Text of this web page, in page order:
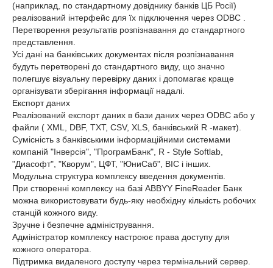
(наприклад, по стандартному довіднику банків ЦБ Росії)
реалізований інтерфейс для їх підключення через ODBC .
Перетворення результатів розпізнавання до стандартного
представлення.
Усі дані на банківських документах після розпізнавання
будуть перетворені до стандартного виду, що значно
полегшує візуальну перевірку даних і допомагає краще
організувати зберігання інформації надалі.
Експорт даних
Реалізований експорт даних в бази даних через ODBC або у
файли ( XML, DBF, TXT, CSV, XLS, банківський R -макет).
Сумісність з банківськими інформаційними системами
компаній "Інверсія", "ПрограмБанк", R - Style Softlab,
"Диасофт", "Кворум", ЦФТ, "ЮниСаб", ВІС і інших.
Модульна структура комплексу введення документів.
При створенні комплексу на базі ABBYY FineReader Банк
можна використовувати будь-яку необхідну кількість робочих
станцій кожного виду.
Зручне і безпечне адміністрування.
Адміністратор комплексу настроює права доступу для
кожного оператора.
Підтримка видаленого доступу через термінальний сервер.